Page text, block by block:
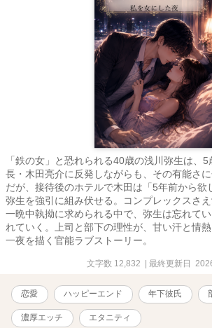
「鉄の女」と恐れられる40歳の浅川弥生は、
長・木田亮介に反発しながらも、その有能さに
だが、接待後のホテルで木田は「5年前から欲
弥生を強引に組み伏せる。コンプレックスさえ
一晩中執拗に求められる中で、弥生は忘れて
れていく。上司と部下の理性が、甘い汗と情
一夜を描く官能ラブストーリー。
文字数 12,832 | 最終更新日
恋愛 ハッピーエンド 年下彼氏
濃厚エッチ エタニティ